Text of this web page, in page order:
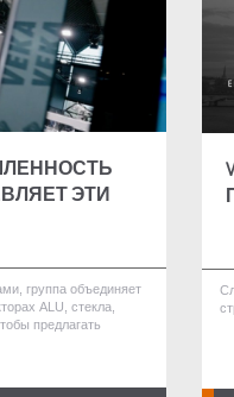
ЭТИ
группа объединяет
ALU, стекла,
предлагать